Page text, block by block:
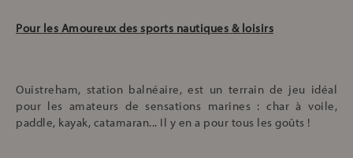
Pour les Amoureux des sports nautiques & loisirs
Ouistreham, station balnéaire, est un terrain de jeu idéal
pour les amateurs de sensations marines : char à voile,
paddle, kayak, catamaran... Il y en a pour tous les goûts !